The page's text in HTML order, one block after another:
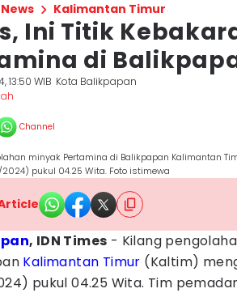
News Kalimantan Timur
Ini Titik
di
13:50 WIB Kota Balikpapan
Channel
minyak Pertamina di Balikpapan Kalimantan
pukul 04.25 Wita. Foto istimewa
, IDN Times - Kilang
Kalimantan Timur (Kaltim)
pukul 04.25 Wita. Tim